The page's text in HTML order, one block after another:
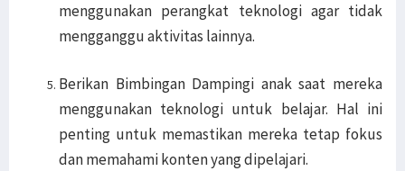
menggunakan perangkat teknologi agar tidak
mengganggu aktivitas lainnya.
Berikan Bimbingan Dampingi anak saat mereka
menggunakan teknologi untuk belajar. Hal ini
penting untuk memastikan mereka tetap fokus
dan memahami konten yang dipelajari.